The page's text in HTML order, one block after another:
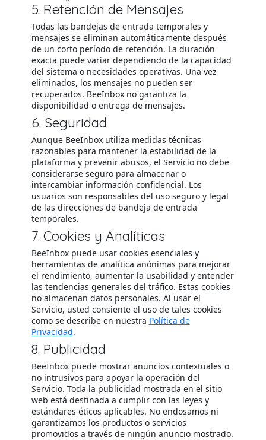
5. Retención de Mensajes
Todas las bandejas de entrada temporales y
mensajes se eliminan automáticamente después
de un corto período de retención. La duración
exacta puede variar dependiendo de la capacidad
del sistema o necesidades operativas. Una vez
eliminados, los mensajes no pueden ser
recuperados. BeeInbox no garantiza la
disponibilidad o entrega de mensajes.
6. Seguridad
Aunque BeeInbox utiliza medidas técnicas
razonables para mantener la estabilidad de la
plataforma y prevenir abusos, el Servicio no debe
considerarse seguro para almacenar o
intercambiar información confidencial. Los
usuarios son responsables del uso seguro y legal
de las direcciones de bandeja de entrada
temporales.
7. Cookies y Analíticas
BeeInbox puede usar cookies esenciales y
herramientas de analítica anónimas para mejorar
el rendimiento, aumentar la usabilidad y entender
las tendencias generales del tráfico. Estas cookies
no almacenan datos personales. Al usar el
Servicio, usted consiente el uso de tales cookies
como se describe en nuestra Política de
Privacidad.
8. Publicidad
BeeInbox puede mostrar anuncios contextuales o
no intrusivos para apoyar la operación del
Servicio. Toda la publicidad mostrada en el sitio
web está destinada a cumplir con las leyes y
estándares éticos aplicables. No endosamos ni
garantizamos los productos o servicios
promovidos a través de ningún anuncio mostrado.